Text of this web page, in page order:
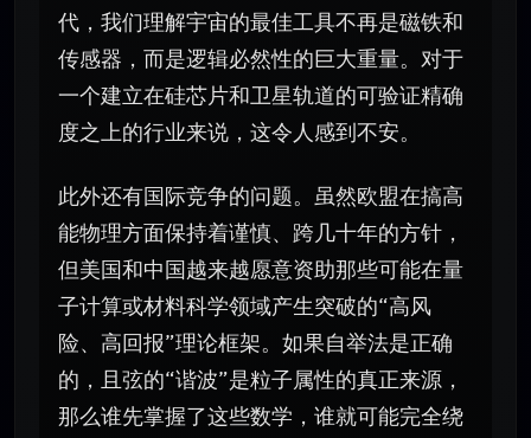
代，我们理解宇宙的最佳工具不再是磁铁和
传感器，而是逻辑必然性的巨大重量。对于
一个建立在硅芯片和卫星轨道的可验证精确
度之上的行业来说，这令人感到不安。
此外还有国际竞争的问题。虽然欧盟在搞高
能物理方面保持着谨慎、跨几十年的方针，
但美国和中国越来越愿意资助那些可能在量
子计算或材料科学领域产生突破的“高风
险、高回报”理论框架。如果自举法是正确
的，且弦的“谐波”是粒子属性的真正来源，
那么谁先掌握了这些数学，谁就可能完全绕